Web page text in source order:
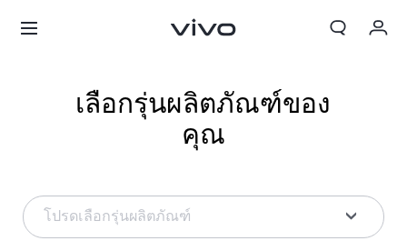
บัญชีของฉัน
เลือกรุ่นผลิตภัณฑ์ของ
คุณ
โปรดเลือกรุ่นผลิตภัณฑ์